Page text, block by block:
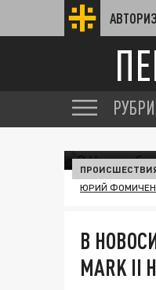
ЮРИЙ
В
MARK